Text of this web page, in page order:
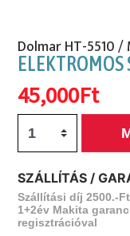
Dolmar HT-5510 /
ELEKTROMOS
45,000Ft
SZÁLLÍTÁS /
Szállítási díj 2500.-Ft
1+2év Makita
regisztrációval